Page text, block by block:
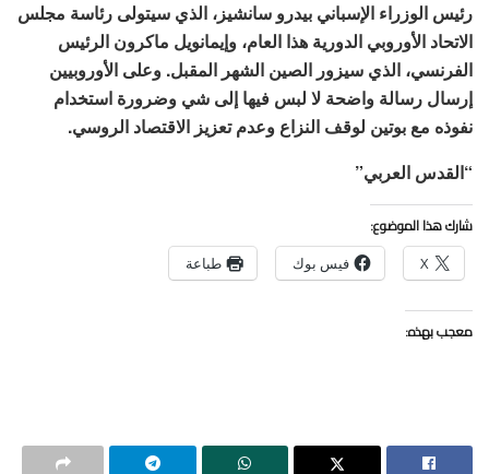
رئيس الوزراء الإسباني بيدرو سانشيز، الذي سيتولى رئاسة مجلس
الاتحاد الأوروبي الدورية هذا العام، وإيمانويل ماكرون الرئيس
الفرنسي، الذي سيزور الصين الشهر المقبل. وعلى الأوروبيين
إرسال رسالة واضحة لا لبس فيها إلى شي وضرورة استخدام
نفوذه مع بوتين لوقف النزاع وعدم تعزيز الاقتصاد الروسي.
“القدس العربي”
شارك هذا الموضوع:
X فيس بوك طباعة
معجب بهذه: